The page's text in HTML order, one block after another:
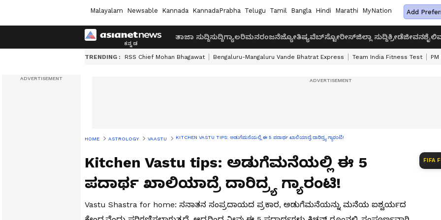
Malayalam Newsable Kannada KannadaPrabha Telugu Tamil Bangla Hindi Marathi MyNation Add
ತಾಜಾ ಸುದ್ದಿಸುದ್ದಿಗ್ಯಾಲರಿಮನರಂಜನೆಜ್ಯೋತಿಷ್ಯವೆಬ್‌ಸ್ಟೋರೀಸ್ಜಿಲ್ಲಾ ಸುದ್ದಿಕ್ರೀಡೆಜೀವನಶೈಲಿ
TRENDING : RSS Chief Mohan Bhagawat Bengaluru-Mangaluru Vande Bhatrat Express Team India Fitness Test
HOME ASTROLOGY VAASTU KITCHEN VASTU TIPS: ಅಡುಗೆಮನೆಯಲ್ಲಿ ಈ 5 ಪದಾರ್ಥ ಖಾಲಿಯಾದ್ರೆ ದಾರಿದ್ರ್ಯ ಗ್ಯಾರಂಟಿ!
Kitchen Vastu tips: ಅಡುಗೆಮನೆಯಲ್ಲಿ ಈ 5
ಪದಾರ್ಥ ಖಾಲಿಯಾದ್ರೆ ದಾರಿದ್ರ್ಯ ಗ್ಯಾರಂಟಿ!
Vastu Shastra for home: ಸನಾತನ ಸಂಪ್ರದಾಯದ ಪ್ರಕಾರ, ಅಡುಗೆಮನೆಯನ್ನು ಮನೆಯ ಐಶ್ವರ್ಯದ
FIFA